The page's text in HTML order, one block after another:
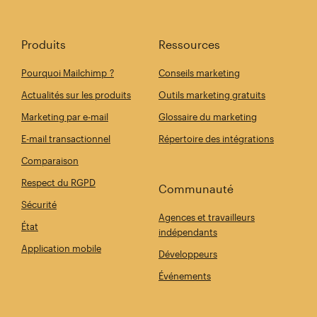
Produits
Pourquoi Mailchimp ?
Actualités sur les produits
Marketing par e-mail
E-mail transactionnel
Comparaison
Respect du RGPD
Sécurité
État
Application mobile
Ressources
Conseils marketing
Outils marketing gratuits
Glossaire du marketing
Répertoire des intégrations
Communauté
Agences et travailleurs
indépendants
Développeurs
Événements